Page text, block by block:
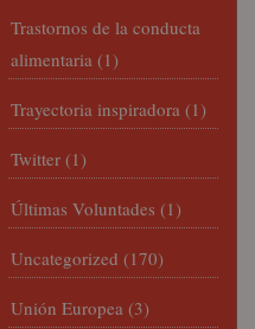
Trastornos de la conducta
alimentaria (1)
Trayectoria inspiradora (1)
Twitter (1)
Últimas Voluntades (1)
Uncategorized (170)
Unión Europea (3)